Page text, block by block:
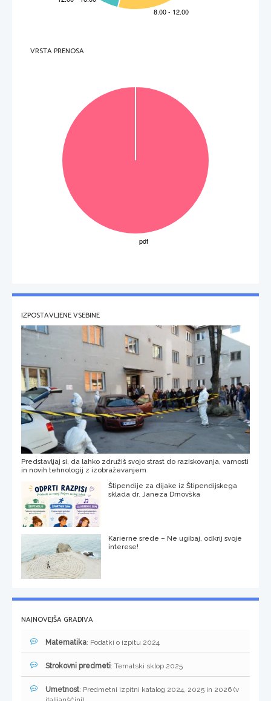
VRSTA PRENOSA
IZPOSTAVLJENE VSEBINE
Predstavljaj si, da lahko združiš svojo strast do raziskovanja, varnosti
in novih tehnologij z izobraževanjem
Štipendije za dijake iz Štipendijskega
sklada dr. Janeza Drnovška
Karierne srede – Ne ugibaj, odkrij svoje
interese!
NAJNOVEJŠA GRADIVA
Matematika: Podatki o izpitu 2024
Strokovni predmeti: Tematski sklop 2025
Umetnost: Predmetni izpitni katalog 2024, 2025 in 2026 (v